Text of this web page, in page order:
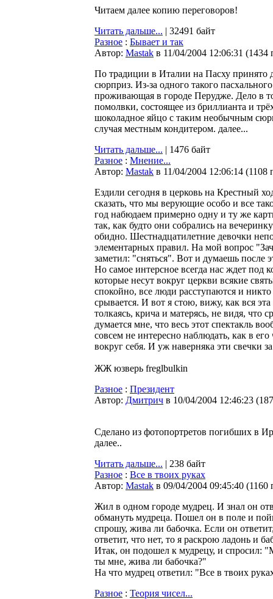
Читаем далее копию переговоров!
Читать дальше... | 32491 байт
Разное : Бывает и так
Автор: Мastak в 11/04/2004 12:06:31 (1434
По традиции в Италии на Пасху принято
сюрприз. Из-за одного такого
проживающая в городе Перудже. Дело в
помолвки, состоящее из бриллианта и
шоколадное яйцо с таким необычным
случая местным кондитером. далее...
Читать дальше... | 1476 байт
Разное : Мнение...
Автор: Мastak в 11/04/2004 12:06:14 (1108
Ездили сегодня в церковь на Крестный
сказать, что мы верующие особо и все
год набюдаем примерно одну и ту же
так, как будто они собрались на
обидно. Шестнадцатилетние девочки
элементарных правил. На мой вопрос
заметил: "сняться". Вот и думаешь после
Но самое интерсное всегда нас ждет под
которые несут вокруг церкви всякие
спокойно, все люди расступаются и
срывается. И вот я стою, вижу, как вся
толкаясь, крича и матерясь, не видя, что
думается мне, что весь этот спектакль
совсем не интересно наблюдать, как в
вокруг себя. И уж наверняка эти свечки
ЖЖ юзверь freglbulkin
Разное : Президент
Автор: Дмитрич в 10/04/2004 12:46:23 (
Сделано из фотопортретов погибших в
далее..
Читать дальше... | 238 байт
Разное : Все в твоих руках
Автор: Мastak в 09/04/2004 09:45:40 (1160
Жил в одном городе мудрец. И знал он
обмануть мудреца. Пошел он в поле и
спрошу, жива ли бабочка. Если он
ответит, что нет, то я раскрою ладонь и
Итак, он подошел к мудрецу, и спросил:
ты мне, жива ли бабочка?"
На что мудрец ответил: "Все в твоих
Разное : Теория чисел...